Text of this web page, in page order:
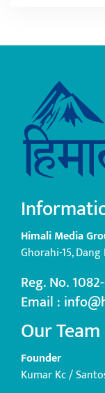
Himali Media
Ghorahi-15,
Reg. No.
Email :
Our Team
Founder
Kumar Kc /